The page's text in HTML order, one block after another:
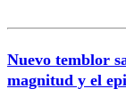
Nuevo temblor
magnitud y el